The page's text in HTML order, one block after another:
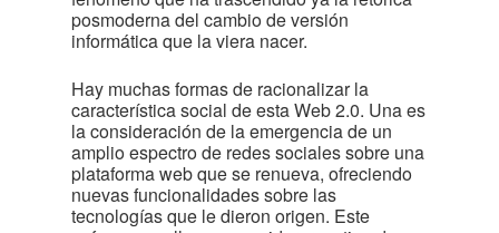
posmoderna del cambio de versión
informática que la viera nacer.
Hay muchas formas de racionalizar la
característica social de esta Web 2.0. Una es
la consideración de la emergencia de un
amplio espectro de redes sociales sobre una
plataforma web que se renueva, ofreciendo
nuevas funcionalidades sobre las
tecnologías que le dieron origen. Este